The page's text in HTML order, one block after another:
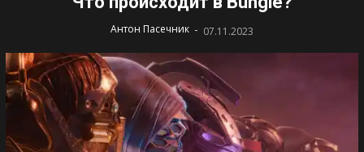
Антон Пасечник - 07.11.2023